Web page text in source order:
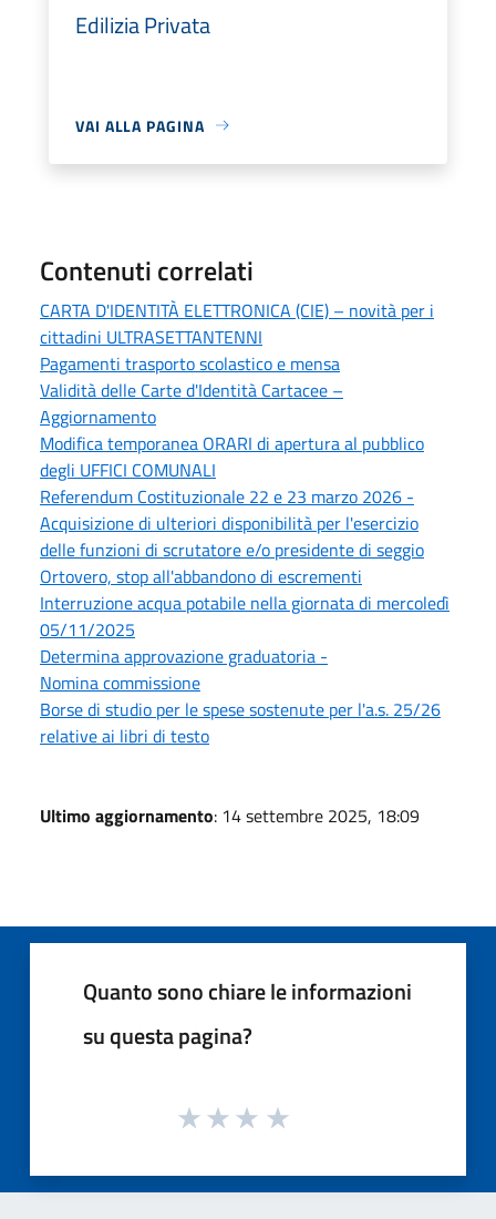
Edilizia Privata
VAI ALLA PAGINA
Contenuti correlati
CARTA D'IDENTITÀ ELETTRONICA (CIE) – novità per i
cittadini ULTRASETTANTENNI
Pagamenti trasporto scolastico e mensa
Validità delle Carte d'Identità Cartacee –
Aggiornamento
Modifica temporanea ORARI di apertura al pubblico
degli UFFICI COMUNALI
Referendum Costituzionale 22 e 23 marzo 2026 -
Acquisizione di ulteriori disponibilità per l'esercizio
delle funzioni di scrutatore e/o presidente di seggio
Ortovero, stop all'abbandono di escrementi
Interruzione acqua potabile nella giornata di mercoledì
05/11/2025
Determina approvazione graduatoria -
Nomina commissione
Borse di studio per le spese sostenute per l'a.s. 25/26
relative ai libri di testo
Ultimo aggiornamento: 14 settembre 2025, 18:09
Quanto sono chiare le informazioni
su questa pagina?